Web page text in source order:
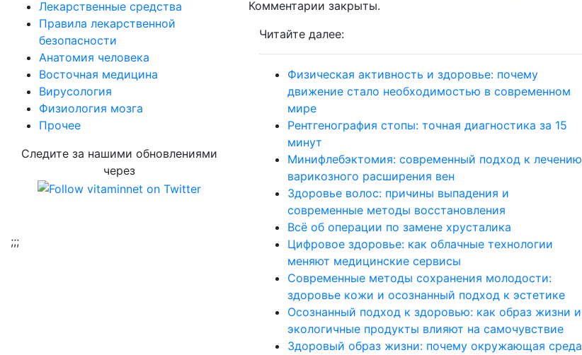
Лекарственные средства
Правила лекарственной
безопасности
Aнатомия человека
Восточная медицина
Вирусология
Физиология мозга
Прочее
Следите за нашими обновлениями
через
;;;
Комментарии закрыты.
Читайте далее:
Физическая активность и здоровье: почему
движение стало необходимостью в современном
мире
Рентгенография стопы: точная диагностика за 15
минут
Минифлебэктомия: современный подход к лечению
варикозного расширения вен
Здоровье волос: причины выпадения и
современные методы восстановления
Всё об операции по замене хрусталика
Цифровое здоровье: как облачные технологии
меняют медицинские сервисы
Современные методы сохранения молодости:
здоровье кожи и осознанный подход к эстетике
Осознанный подход к здоровью: как образ жизни и
экологичные продукты влияют на самочувствие
Здоровый образ жизни: почему окружающая среда